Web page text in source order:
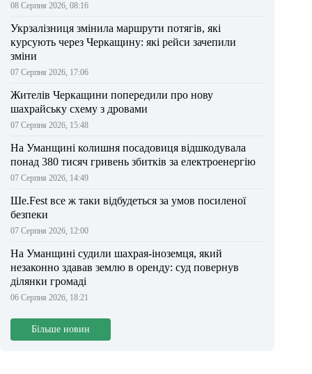
08 Серпня 2026, 08:16
Укрзалізниця змінила маршрути потягів, які
курсують через Черкащину: які рейси зачепили
зміни
07 Серпня 2026, 17:06
Жителів Черкащини попередили про нову
шахрайську схему з дровами
07 Серпня 2026, 15:48
На Уманщині колишня посадовиця відшкодувала
понад 380 тисяч гривень збитків за електроенергію
07 Серпня 2026, 14:49
Ше.Fest все ж таки відбудеться за умов посиленої
безпеки
07 Серпня 2026, 12:00
На Уманщині судили шахрая-іноземця, який
незаконно здавав землю в оренду: суд повернув
ділянки громаді
06 Серпня 2026, 18:21
Більше новин